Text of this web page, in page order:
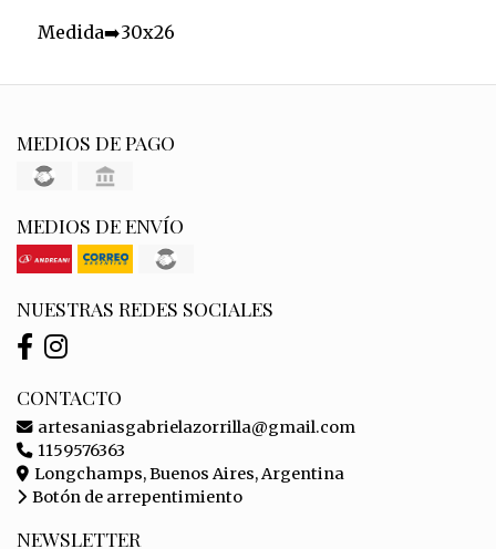
Medida➡️30x26
MEDIOS DE PAGO
MEDIOS DE ENVÍO
NUESTRAS REDES SOCIALES
CONTACTO
artesaniasgabrielazorrilla@gmail.com
1159576363
Longchamps, Buenos Aires, Argentina
Botón de arrepentimiento
NEWSLETTER